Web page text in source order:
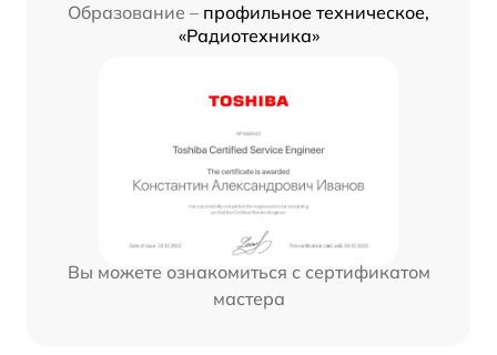
Образование – профильное техническое,
«Радиотехника»
Вы можете ознакомиться с сертификатом
мастера